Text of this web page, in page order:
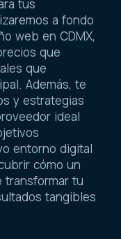
tus
a fondo
web en CDMX,
que
que
Además, te
y estrategias
ideal
entorno digital
cómo un
tu
tangibles